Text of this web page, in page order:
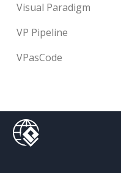
Visual Paradigm
VP Pipeline
VPasCode